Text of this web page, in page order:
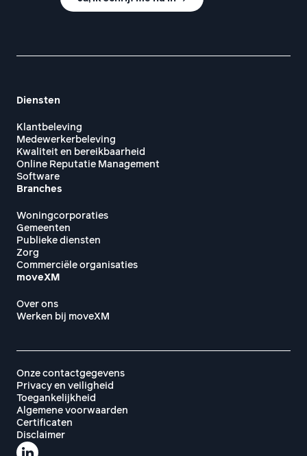
Diensten
Klantbeleving
Medewerkerbeleving
Kwaliteit en bereikbaarheid
Online Reputatie Management
Software
Branches
Woningcorporaties
Gemeenten
Publieke diensten
Zorg
Commerciële organisaties
moveXM
Over ons
Werken bij moveXM
Onze contactgegevens
Privacy en veiligheid
Toegankelijkheid
Algemene voorwaarden
Certificaten
Disclaimer